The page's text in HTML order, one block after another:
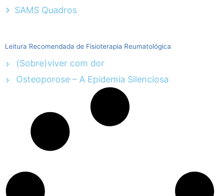
SAMS Quadros
Leitura Recomendada de Fisioterapia Reumatológica
(Sobre)viver com dor
Osteoporose – A Epidemia Silenciosa